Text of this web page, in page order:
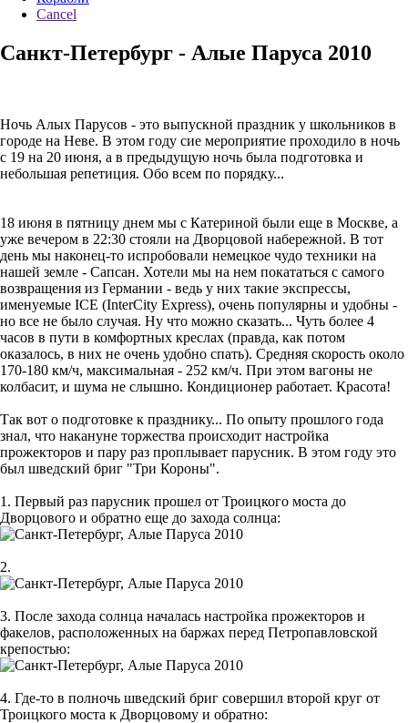
Cancel
Санкт-Петербург - Алые Паруса 2010
Ночь Алых Парусов - это выпускной праздник у школьников в
городе на Неве. В этом году сие мероприятие проходило в ночь
с 19 на 20 июня, а в предыдущую ночь была подготовка и
небольшая репетиция. Обо всем по порядку...
18 июня в пятницу днем мы с Катериной были еще в Москве, а
уже вечером в 22:30 стояли на Дворцовой набережной. В тот
день мы наконец-то испробовали немецкое чудо техники на
нашей земле - Сапсан. Хотели мы на нем покататься с самого
возвращения из Германии - ведь у них такие экспрессы,
именуемые ICE (InterCity Express), очень популярны и удобны -
но все не было случая. Ну что можно сказать... Чуть более 4
часов в пути в комфортных креслах (правда, как потом
оказалось, в них не очень удобно спать). Средняя скорость около
170-180 км/ч, максимальная - 252 км/ч. При этом вагоны не
колбасит, и шума не слышно. Кондиционер работает. Красота!
Так вот о подготовке к празднику... По опыту прошлого года
знал, что накануне торжества происходит настройка
прожекторов и пару раз проплывает парусник. В этом году это
был шведский бриг "Три Короны".
1. Первый раз парусник прошел от Троицкого моста до
Дворцового и обратно еще до захода солнца:
2.
3. После захода солнца началась настройка прожекторов и
факелов, расположенных на баржах перед Петропавловской
крепостью:
4. Где-то в полночь шведский бриг совершил второй круг от
Троицкого моста к Дворцовому и обратно: